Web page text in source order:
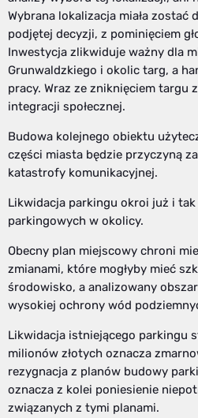
Wybrana lokalizacja miała zostać
podjętej decyzji, z pominięciem
Inwestycja zlikwiduje ważny dla
Grunwaldzkiego i okolic targ, a
pracy. Wraz ze zniknięciem targu
integracji społecznej.
Budowa kolejnego obiektu
części miasta będzie przyczyną
katastrofy komunikacyjnej.
Likwidacja parkingu okroi już i tak
parkingowych w okolicy.
Obecny plan miejscowy chroni
zmianami, które mogłyby mieć
środowisko, a analizowany
wysokiej ochrony wód
Likwidacja istniejącego parkingu
milionów złotych oznacza
rezygnacja z planów budowy
oznacza z kolei poniesienie
związanych z tymi planami.